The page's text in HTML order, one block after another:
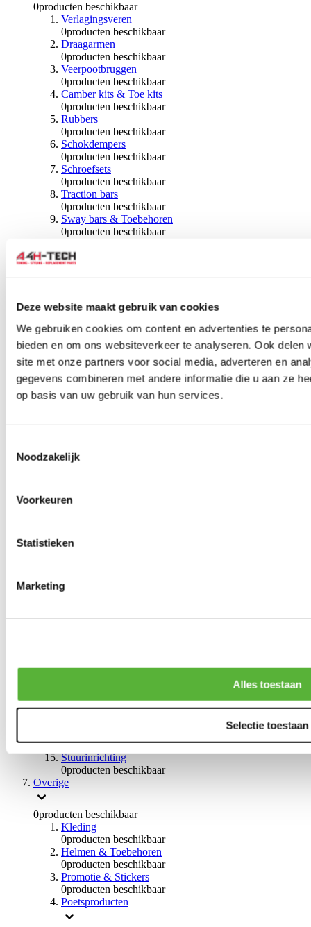
Deze website maakt gebruik van cookies
We gebruiken cookies om content en advertenties te
bieden en om ons websiteverkeer te analyseren. Ook
site met onze partners voor social media, adverteren en
gegevens combineren met andere informatie die u aan ze
op basis van uw gebruik van hun services.
Noodzakelijk
Voorkeuren
Statistieken
Marketing
Alles toestaan
Selectie toestaan
0producten beschikbaar
Verlagingsveren
0producten beschikbaar
Draagarmen
0producten beschikbaar
Veerpootbruggen
0producten beschikbaar
Camber kits & Toe kits
0producten beschikbaar
Rubbers
0producten beschikbaar
Schokdempers
0producten beschikbaar
Schroefsets
0producten beschikbaar
Traction bars
0producten beschikbaar
Sway bars & Toebehoren
0producten beschikbaar
0producten beschikbaar
Wiellagers & Naven
0producten beschikbaar
0producten beschikbaar
Spoorverbreders
0producten beschikbaar
Wielmoeren
0producten beschikbaar
Draadeinden
0 producten beschikbaar
0producten beschikbaar
0producten beschikbaar
0producten beschikbaar
Remmen overige
0producten beschikbaar
Stuurinrichting
0producten beschikbaar
Overige
0producten beschikbaar
Kleding
0producten beschikbaar
Helmen & Toebehoren
0producten beschikbaar
Promotie & Stickers
0producten beschikbaar
Poetsproducten